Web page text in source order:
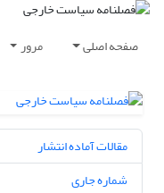
صفحه اصلی مرور
مقالات آماده انتشار
شماره جاری